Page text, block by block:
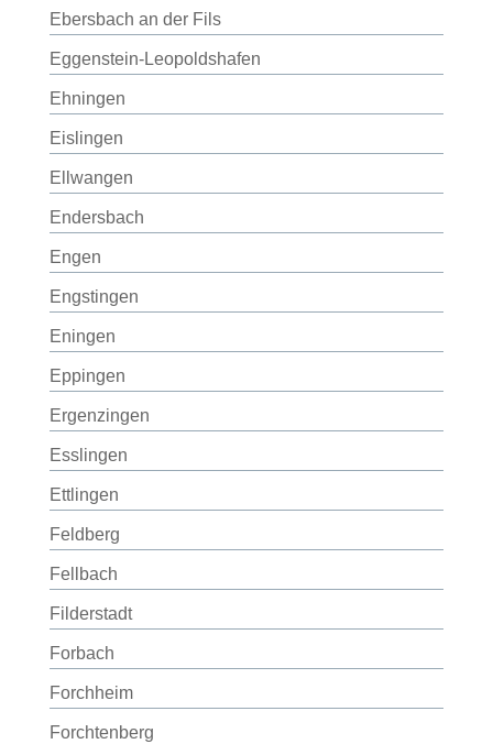
Ebersbach an der Fils
Eggenstein-Leopoldshafen
Ehningen
Eislingen
Ellwangen
Endersbach
Engen
Engstingen
Eningen
Eppingen
Ergenzingen
Esslingen
Ettlingen
Feldberg
Fellbach
Filderstadt
Forbach
Forchheim
Forchtenberg